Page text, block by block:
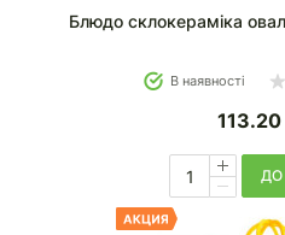
Блюдо склокераміка
В наявності
113.20